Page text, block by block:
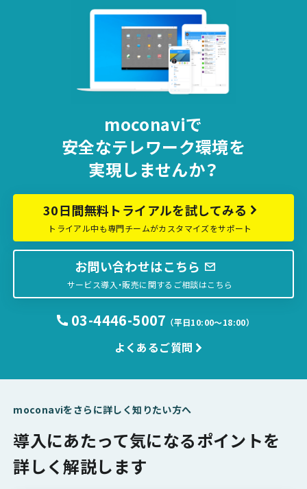
moconaviで
安全なテレワーク環境を
実現しませんか？
30日間無料トライアルを試してみる
トライアル中も専門チームがカスタマイズをサポート
お問い合わせはこちら
サービス導入・販売に関するご相談はこちら
03-4446-5007 （平日10:00〜18:00）
よくあるご質問
moconaviをさらに詳しく知りたい方へ
導入にあたって気になるポイントを
詳しく解説します